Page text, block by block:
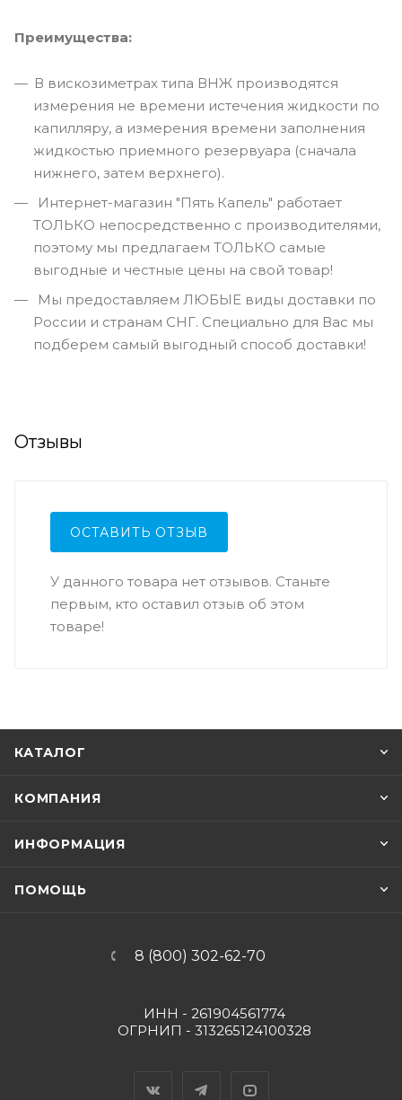
Преимущества:
В вискозиметрах типа ВНЖ производятся
измерения не времени истечения жидкости по
капилляру, а измерения времени заполнения
жидкостью приемного резервуара (сначала
нижнего, затем верхнего).
Интернет-магазин "Пять Капель" работает
ТОЛЬКО непосредственно с производителями,
поэтому мы предлагаем ТОЛЬКО самые
выгодные и честные цены на свой товар!
Мы предоставляем ЛЮБЫЕ виды доставки по
России и странам СНГ. Специально для Вас мы
подберем самый выгодный способ доставки!
Отзывы
ОСТАВИТЬ ОТЗЫВ
У данного товара нет отзывов. Станьте
первым, кто оставил отзыв об этом
товаре!
КАТАЛОГ
КОМПАНИЯ
ИНФОРМАЦИЯ
ПОМОЩЬ
8 (800) 302-62-70
ИНН - 261904561774
ОГРНИП - 313265124100328